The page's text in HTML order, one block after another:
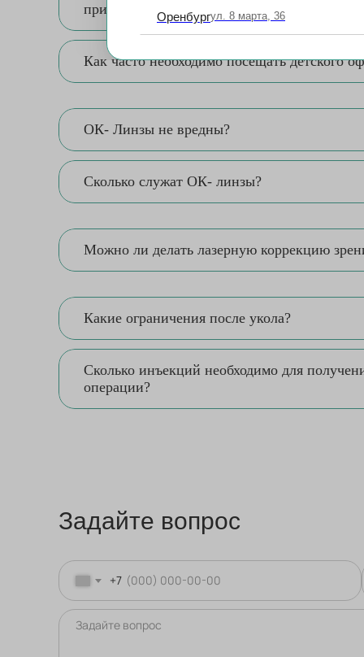
привести ребенка на прием?
Как часто необходимо посещать детского
ОК- Линзы не вредны?
Сколько служат ОК- линзы?
Можно ли делать лазерную коррекцию
Какие ограничения после укола?
Сколько инъекций необходимо для
операции?
Задайте вопрос
+7
Оренбургул. 8 марта, 36